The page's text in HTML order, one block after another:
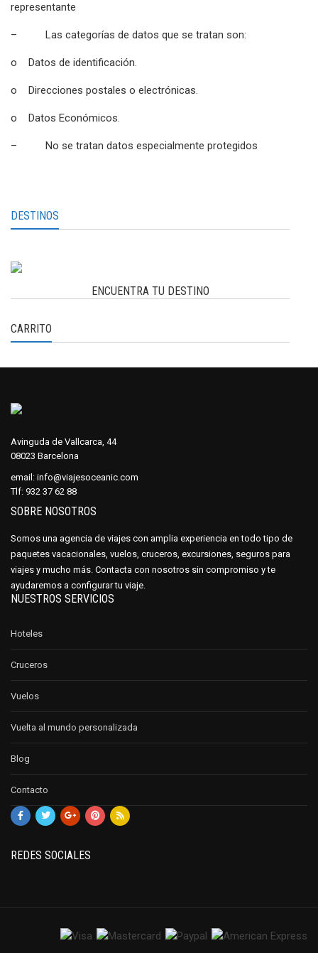
representante
– Las categorías de datos que se tratan son:
o Datos de identificación.
o Direcciones postales o electrónicas.
o Datos Económicos.
– No se tratan datos especialmente protegidos
DESTINOS
ENCUENTRA TU DESTINO
CARRITO
Avinguda de Vallcarca, 44
08023 Barcelona
email: info@viajesoceanic.com
Tlf: 932 37 62 88
SOBRE NOSOTROS
Somos una agencia de viajes con amplia experiencia en todo tipo de
paquetes vacacionales, vuelos, cruceros, excursiones, seguros para
viajes y mucho más. Contacta con nosotros sin compromiso y te
ayudaremos a configurar tu viaje.
NUESTROS SERVICIOS
Hoteles
Cruceros
Vuelos
Vuelta al mundo personalizada
Blog
Contacto
REDES SOCIALES